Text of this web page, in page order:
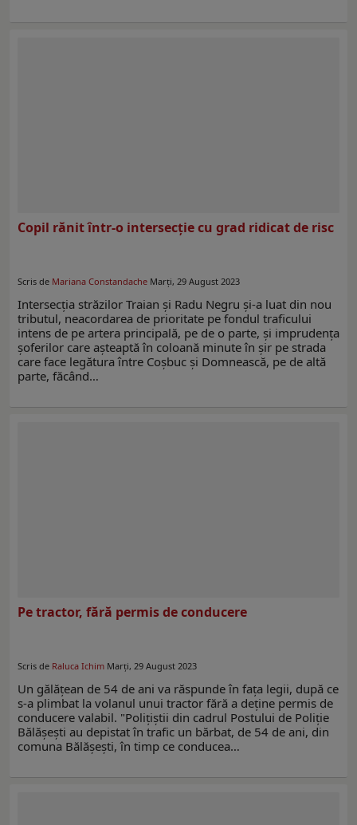
Copil rănit într-o intersecție cu grad ridicat de risc
Scris de Mariana Constandache Marți, 29 August 2023
Intersecția străzilor Traian și Radu Negru și-a luat din nou
tributul, neacordarea de prioritate pe fondul traficului
intens de pe artera principală, pe de o parte, și imprudența
șoferilor care așteaptă în coloană minute în șir pe strada
care face legătura între Coșbuc și Domnească, pe de altă
parte, făcând…
Pe tractor, fără permis de conducere
Scris de Raluca Ichim Marți, 29 August 2023
Un gălățean de 54 de ani va răspunde în fața legii, după ce
s-a plimbat la volanul unui tractor fără a deține permis de
conducere valabil. "Polițiștii din cadrul Postului de Poliție
Bălășești au depistat în trafic un bărbat, de 54 de ani, din
comuna Bălășești, în timp ce conducea…